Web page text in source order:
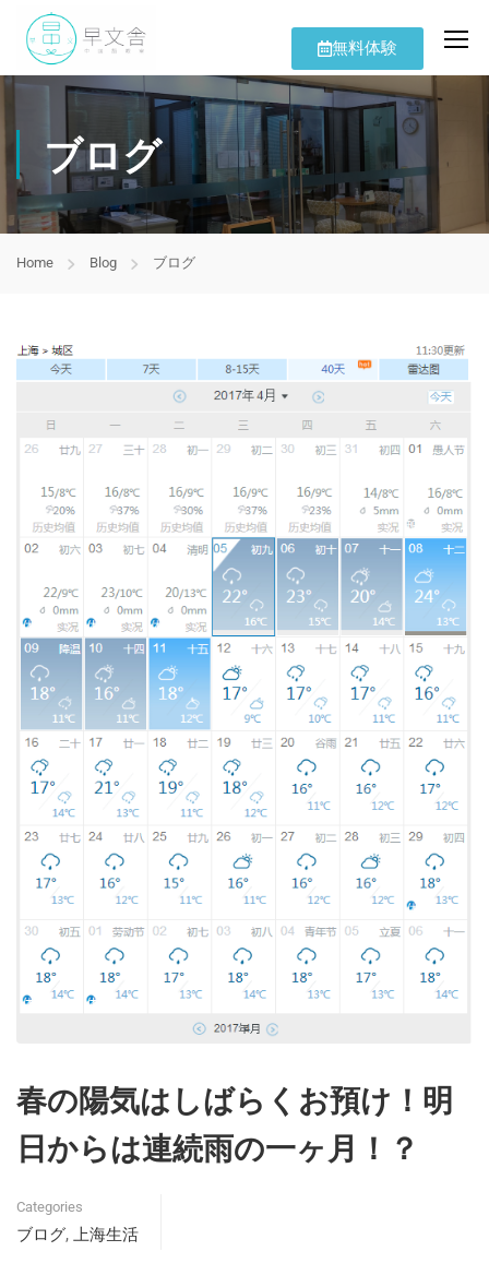
無料体験
ブログ
Home Blog ブログ
春の陽気はしばらくお預け！明
日からは連続雨の一ヶ月！？
Categories
ブログ, 上海生活